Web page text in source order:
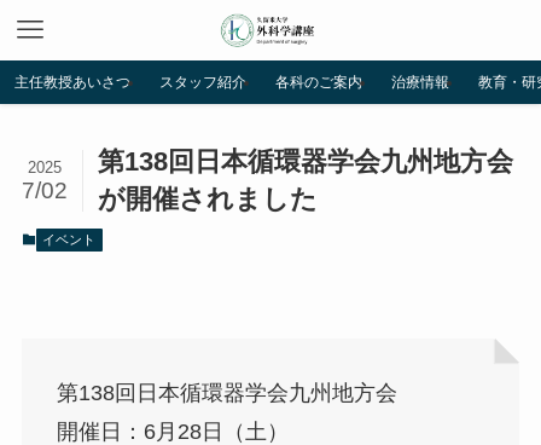
主任教授あいさつ スタッフ紹介 各科のご案内 治療情報 教育・研
第138回日本循環器学会九州地方会
が開催されました
2025
7/02
イベント
第138回日本循環器学会九州地方会
開催日：6月28日（土）